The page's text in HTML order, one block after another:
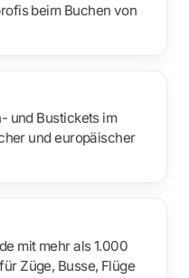
beim Buchen von
und Bustickets im
und europäischer
mit mehr als 1.000
Züge, Busse, Flüge